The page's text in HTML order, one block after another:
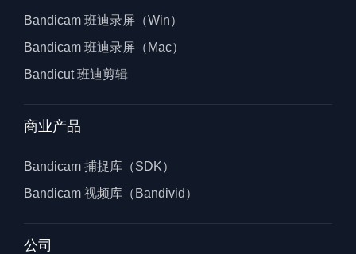
Bandicam 班迪录屏（Win）
Bandicam 班迪录屏（Mac）
Bandicut 班迪剪辑
商业产品
Bandicam 捕捉库（SDK）
Bandicam 视频库（Bandivid）
公司